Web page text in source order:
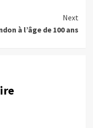
Next
à l’âge de 100 ans